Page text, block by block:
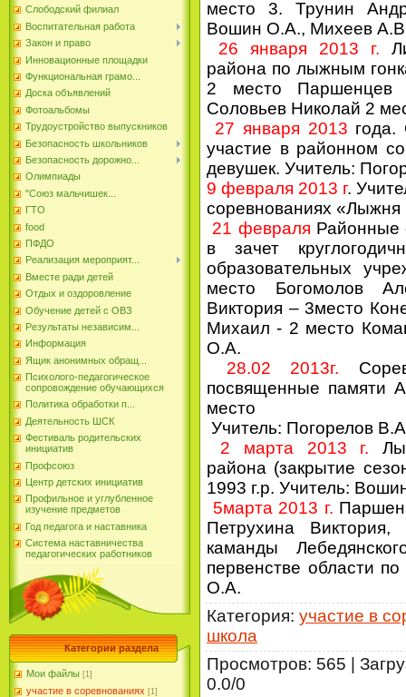
Слободский филиал
Воспитательная работа
Закон и право
Инновационные площадки
Функциональная грамо...
Доска объявлений
Фотоальбомы
Трудоустройство выпускников
Безопасность школьников
Безопасность дорожно...
Олимпиады
"Союз мальчишек...
ГТО
food
ПФДО
Реализация мероприят...
Вместе ради детей
Отдых и оздоровление
Обучение детей с ОВЗ
Результаты независим...
Информация
Ящик анонимных обращ...
Психолого-педагогическое
сопровождение обучающихся
Политика обработки п...
Деятельность ШСК
Фестиваль родительских
инициатив
Профсоюз
Центр детских инициатив
Профильное и углубленное
изучение предметов
Год педагога и наставника
Система наставничества
педагогических работников
Категории раздела
Мои файлы [1]
участие в соревнованиях [1]
место 3. Трунин
Вошин О.А., Михеев
26 января 2013 г.
района по лыжным
2 место Паршенцев
Соловьев Николай 2
27 января 2013
участие в районном
девушек. Учитель:
9 февраля 2013 г.
соревнованиях «Лыжня
21 февраля Районные
в зачет
образовательных
место Богомолов
Виктория – 3место
Михаил - 2 место
О.А.
28.02 2013г.
посвященные памяти
место
Учитель: Погорелов
2 марта 2013 г.
района (закрытие
1993 г.р. Учитель:
5марта 2013 г.
Петрухина
каманды
первенстве области
О.А.
Категория: участие в
школа
Просмотров: 565 |
0.0/0